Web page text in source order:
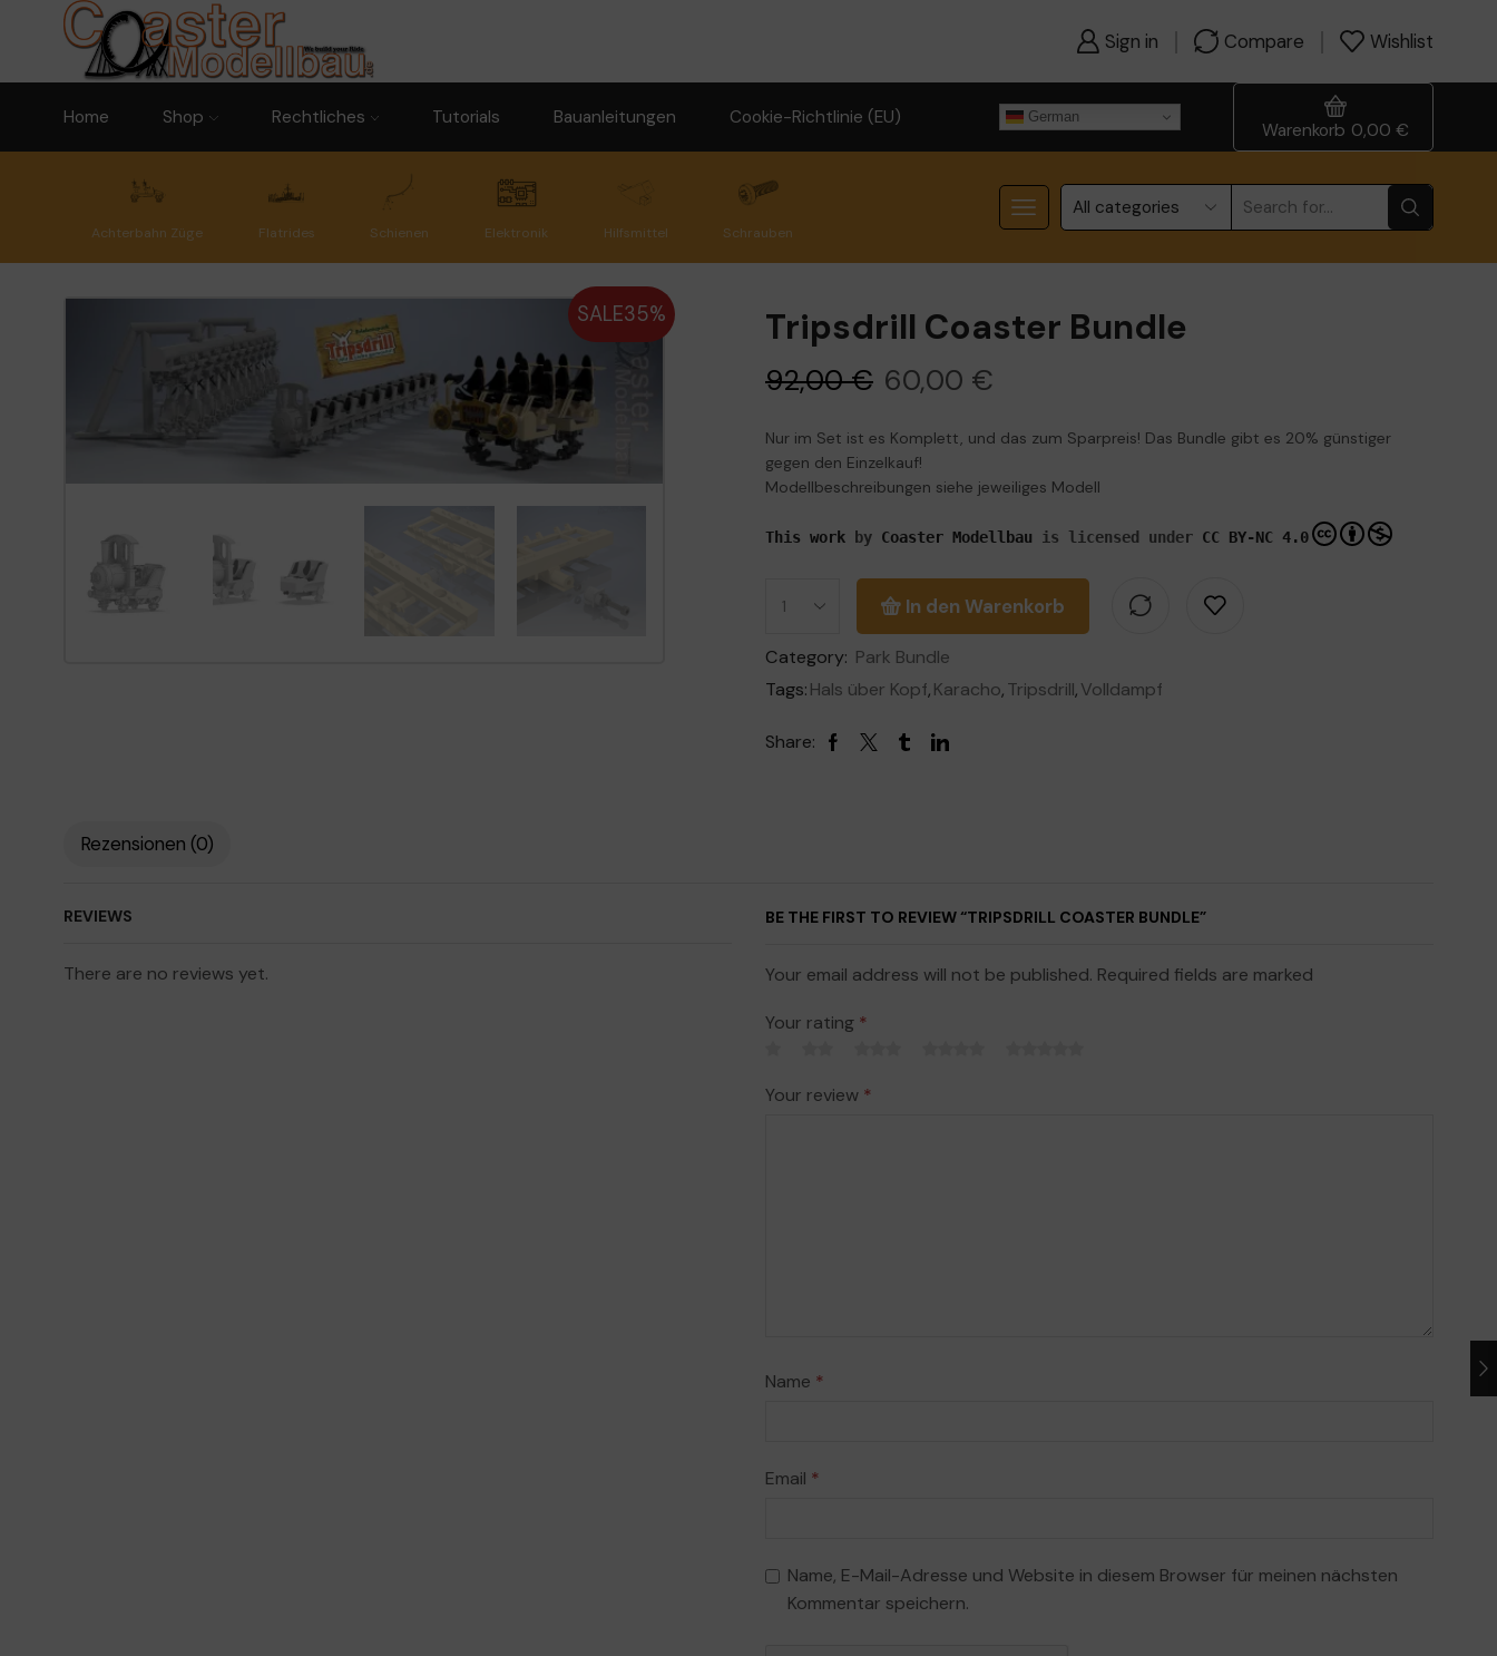
Sign in Compare Wishlist
Home Shop Rechtliches Tutorials Bauanleitungen Cookie-Richtlinie (EU) German
Warenkorb 0,00€
Achterbahn Züge Flatrides Schienen Elektronik Hilfsmittel Schrauben
SALE35% Tripsdrill Coaster Bundle
92,00€ 60,00 €
Nur im Set ist es Komplett, und das zum Sparpreis! Das Bundle gibt es 20% günstiger
gegen den Einzelkauf!
Modellbeschreibungen siehe jeweiliges Modell
This work by Coaster Modellbau is licensed under CC BY-NC 4.0
In den Warenkorb
Category: Park Bundle
Tags:Hals über Kopf,Karacho,Tripsdrill,Volldampf
Share:
Rezensionen (0)
REVIEWS
There are no reviews yet.
BE THE FIRST TO REVIEW “TRIPSDRILL COASTER BUNDLE”
Your email address will not be published. Required fields are marked
Your rating *
Your review *
Name *
Email *
Name, E-Mail-Adresse und Website in diesem Browser für meinen nächsten
Kommentar speichern.